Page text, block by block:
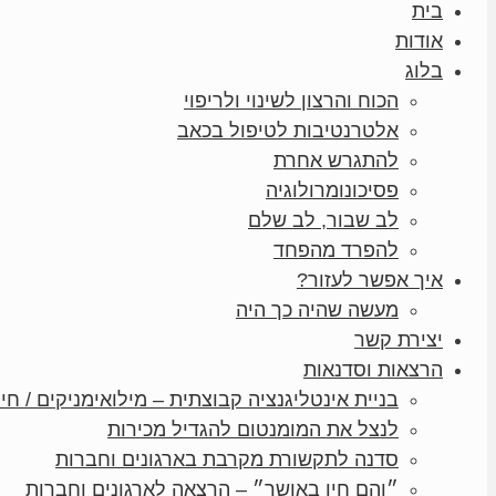
בית
אודות
בלוג
הכוח והרצון לשינוי ולריפוי
אלטרנטיבות לטיפול בכאב
להתגרש אחרת
פסיכונומרולוגיה
לב שבור, לב שלם
להפרד מהפחד
איך אפשר לעזור?
מעשה שהיה כך היה
יצירת קשר
הרצאות וסדנאות
בניית אינטליגנציה קבוצתית – מילואימניקים /
לנצל את המומנטום להגדיל מכירות
סדנה לתקשורת מקרבת בארגונים וחברות
״והם חיו באושר״ – הרצאה לארגונים וחברות